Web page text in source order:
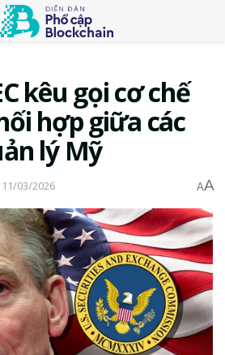
kêu gọi cơ chế
hợp giữa các
lý Mỹ
11/03/2026 AA